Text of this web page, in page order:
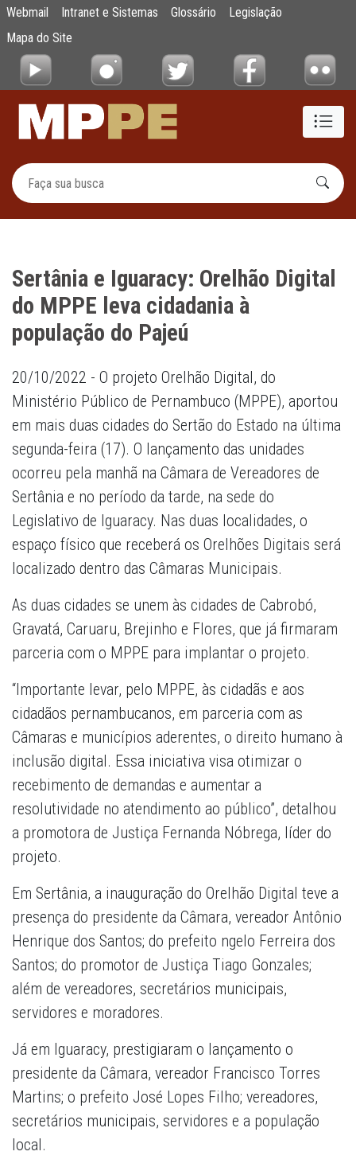
Pular para o Conteúdo principal
Sertânia e Iguaracy: Orelhão Digital do
Webmail Intranet e Sistemas Glossário
Legislação
Mapa do Site
Sertânia e Iguaracy: Orelhão Digital
do MPPE leva cidadania à
população do Pajeú
20/10/2022 - O projeto Orelhão Digital, do
Ministério Público de Pernambuco (MPPE), aportou
em mais duas cidades do Sertão do Estado na última
segunda-feira (17). O lançamento das unidades
ocorreu pela manhã na Câmara de Vereadores de
Sertânia e no período da tarde, na sede do
Legislativo de Iguaracy. Nas duas localidades, o
espaço físico que receberá os Orelhões Digitais será
localizado dentro das Câmaras Municipais.
As duas cidades se unem às cidades de Cabrobó,
Gravatá, Caruaru, Brejinho e Flores, que já firmaram
parceria com o MPPE para implantar o projeto.
“Importante levar, pelo MPPE, às cidadãs e aos
cidadãos pernambucanos, em parceria com as
Câmaras e municípios aderentes, o direito humano à
inclusão digital. Essa iniciativa visa otimizar o
recebimento de demandas e aumentar a
resolutividade no atendimento ao público”, detalhou
a promotora de Justiça Fernanda Nóbrega, líder do
projeto.
Em Sertânia, a inauguração do Orelhão Digital teve a
presença do presidente da Câmara, vereador Antônio
Henrique dos Santos; do prefeito ngelo Ferreira dos
Santos; do promotor de Justiça Tiago Gonzales;
além de vereadores, secretários municipais,
servidores e moradores.
Já em Iguaracy, prestigiaram o lançamento o
presidente da Câmara, vereador Francisco Torres
Martins; o prefeito José Lopes Filho; vereadores,
secretários municipais, servidores e a população
local.